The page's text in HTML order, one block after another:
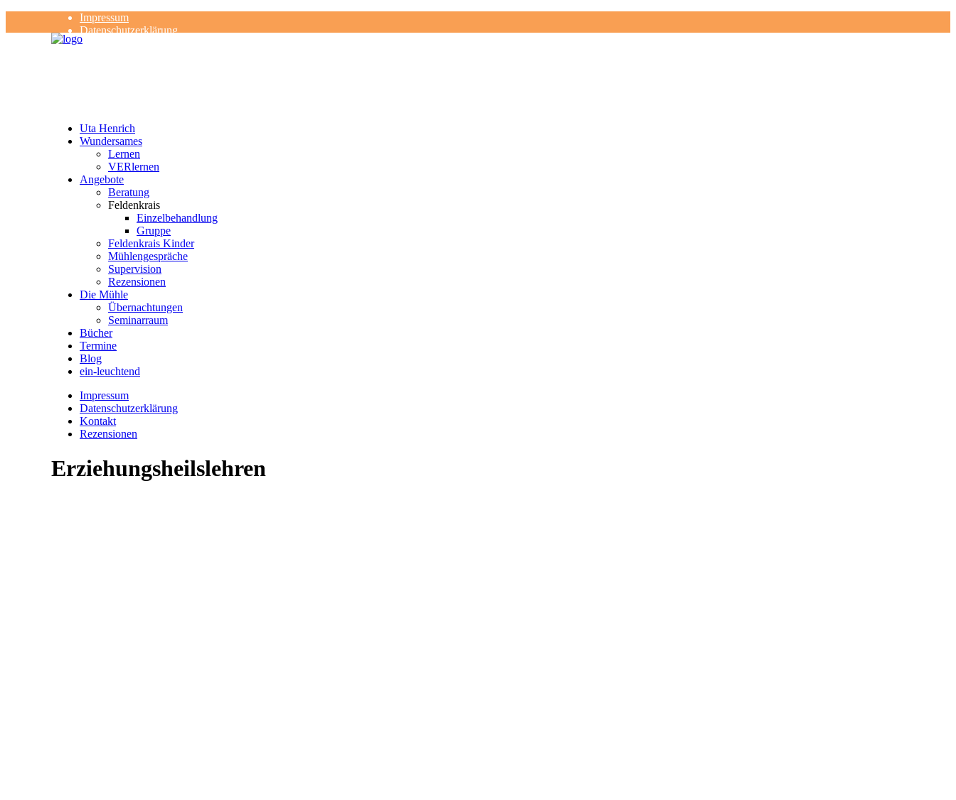
Impressum
Datenschutzerklärung
Kontakt
Uta Henrich
Wundersames
Lernen
VERlernen
Angebote
Beratung
Feldenkrais
Einzelbehandlung
Gruppe
Feldenkrais Kinder
Mühlengespräche
Supervision
Rezensionen
Die Mühle
Übernachtungen
Seminarraum
Bücher
Termine
Blog
ein-leuchtend
Impressum
Datenschutzerklärung
Kontakt
Rezensionen
Erziehungsheilslehren